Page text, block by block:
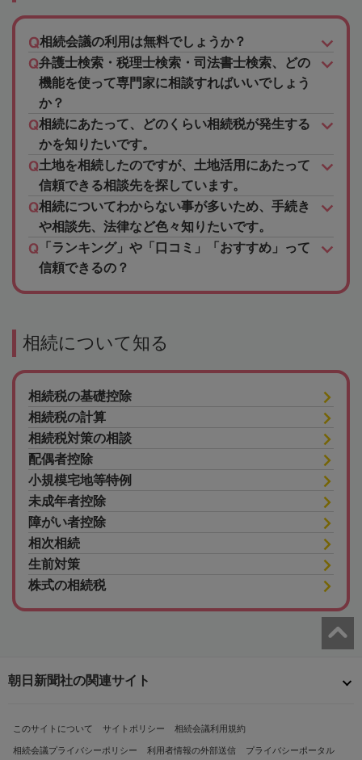
相続会議の利用は無料でしょうか？
弁護士検索・税理士検索・司法書士検索、どの
機能を使って専門家に相談すればいいでしょう
か？
相続にあたって、どのくらい相続税が発生する
かを知りたいです。
土地を相続したのですが、土地活用にあたって
信頼できる相談先を探しています。
相続についてわからない事が多いため、手続き
や相談先、法律など色々知りたいです。
「ランキング」や「口コミ」「おすすめ」って
信頼できるの？
相続について知る
相続税の基礎控除
相続税の計算
相続税対策の相談
配偶者控除
小規模宅地等特例
未成年者控除
障がい者控除
相次相続
生前対策
株式の相続税
朝日新聞社の関連サイト
このサイトについて サイトポリシー 相続会議利用規約
相続会議プライバシーポリシー 利用者情報の外部送信 プライバシーポータル